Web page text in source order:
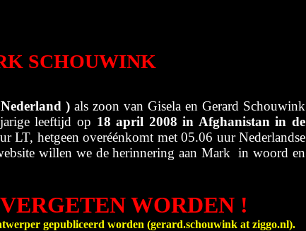
SCHOUWINK
) als zoon van Gisela en Gerard Schouwink
leeftijd op 18 april 2008 in Afghanistan in de
LT, hetgeen overéénkomt met 05.06 uur Nederlandse
willen we de herinnering aan Mark in woord en
WORDEN !
gepubliceerd worden (gerard.schouwink at ziggo.nl).